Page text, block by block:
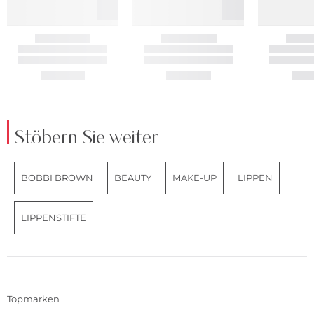
Stöbern Sie weiter
BOBBI BROWN BEAUTY MAKE-UP LIPPEN
LIPPENSTIFTE
Topmarken